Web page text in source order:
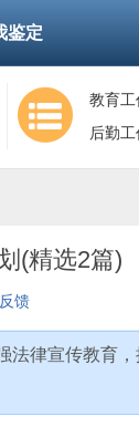
鉴定
教育工
后勤
(精选2篇)
馈
法律宣传教育